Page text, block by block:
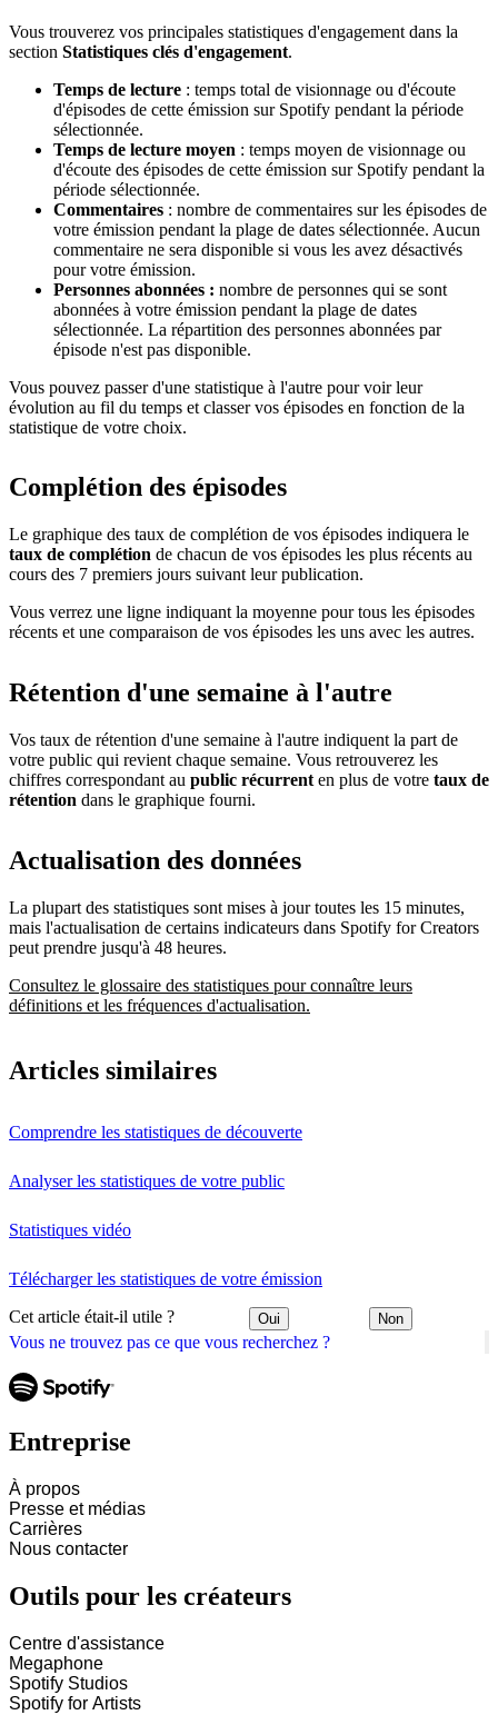
Vous ne trouvez pas ce que vous recherchez ?
Vous trouverez vos principales statistiques d'engagement dans la
section Statistiques clés d'engagement.
Temps de lecture : temps total de visionnage ou d'écoute
d'épisodes de cette émission sur Spotify pendant la période
sélectionnée.
Temps de lecture moyen : temps moyen de visionnage ou
d'écoute des épisodes de cette émission sur Spotify pendant la
période sélectionnée.
Commentaires : nombre de commentaires sur les épisodes de
votre émission pendant la plage de dates sélectionnée. Aucun
commentaire ne sera disponible si vous les avez désactivés
pour votre émission.
Personnes abonnées : nombre de personnes qui se sont
abonnées à votre émission pendant la plage de dates
sélectionnée. La répartition des personnes abonnées par
épisode n'est pas disponible.
Vous pouvez passer d'une statistique à l'autre pour voir leur
évolution au fil du temps et classer vos épisodes en fonction de la
statistique de votre choix.
Complétion des épisodes
Le graphique des taux de complétion de vos épisodes indiquera le
taux de complétion de chacun de vos épisodes les plus récents au
cours des 7 premiers jours suivant leur publication.
Vous verrez une ligne indiquant la moyenne pour tous les épisodes
récents et une comparaison de vos épisodes les uns avec les autres.
Rétention d'une semaine à l'autre
Vos taux de rétention d'une semaine à l'autre indiquent la part de
votre public qui revient chaque semaine. Vous retrouverez les
chiffres correspondant au public récurrent en plus de votre taux de
rétention dans le graphique fourni.
Actualisation des données
La plupart des statistiques sont mises à jour toutes les 15 minutes,
mais l'actualisation de certains indicateurs dans Spotify for Creators
peut prendre jusqu'à 48 heures.
Consultez le glossaire des statistiques pour connaître leurs
définitions et les fréquences d'actualisation.
Articles similaires
Comprendre les statistiques de découverte
Analyser les statistiques de votre public
Statistiques vidéo
Télécharger les statistiques de votre émission
Cet article était-il utile ? Oui Non
Entreprise
À propos
Presse et médias
Carrières
Nous contacter
Outils pour les créateurs
Centre d'assistance
Megaphone
Spotify Studios
Spotify for Artists